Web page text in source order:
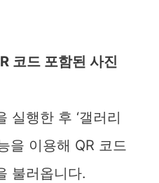
코드 포함된 사진
실행한 후 ‘갤러리
을 이용해 QR 코드
불러옵니다.